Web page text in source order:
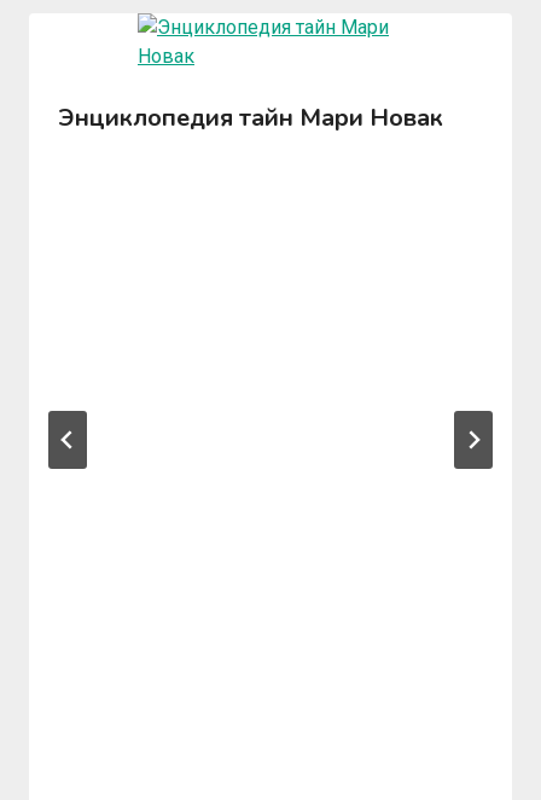
Энциклопедия тайн Мари Новак